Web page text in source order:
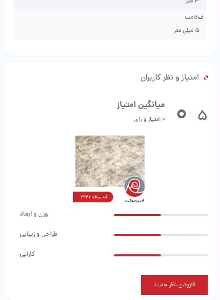
ضخامت
5 میلی متر
امتیاز و نظر کاربران
5
0 میانگین امتیاز
0 امتیاز و رای
وزن و ابعاد
طراحی و زیبایی
کارایی
افزودن نظر جدید